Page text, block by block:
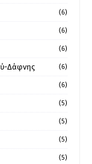
(6)
(6)
(6)
Δάφνης (6)
(6)
(5)
(5)
(5)
(5)